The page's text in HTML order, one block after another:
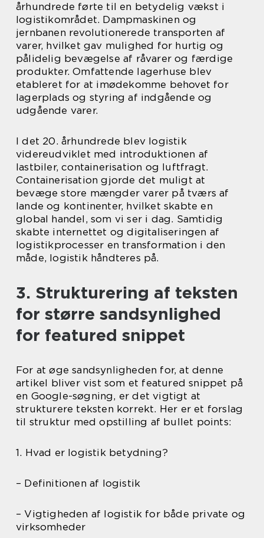
århundrede førte til en betydelig vækst i
logistikområdet. Dampmaskinen og
jernbanen revolutionerede transporten af
varer, hvilket gav mulighed for hurtig og
pålidelig bevægelse af råvarer og færdige
produkter. Omfattende lagerhuse blev
etableret for at imødekomme behovet for
lagerplads og styring af indgående og
udgående varer.
I det 20. århundrede blev logistik
videreudviklet med introduktionen af
lastbiler, containerisation og luftfragt.
Containerisation gjorde det muligt at
bevæge store mængder varer på tværs af
lande og kontinenter, hvilket skabte en
global handel, som vi ser i dag. Samtidig
skabte internettet og digitaliseringen af
logistikprocesser en transformation i den
måde, logistik håndteres på.
3. Strukturering af teksten
for større sandsynlighed
for featured snippet
For at øge sandsynligheden for, at denne
artikel bliver vist som et featured snippet på
en Google-søgning, er det vigtigt at
strukturere teksten korrekt. Her er et forslag
til struktur med opstilling af bullet points:
1. Hvad er logistik betydning?
– Definitionen af logistik
– Vigtigheden af logistik for både private og
virksomheder